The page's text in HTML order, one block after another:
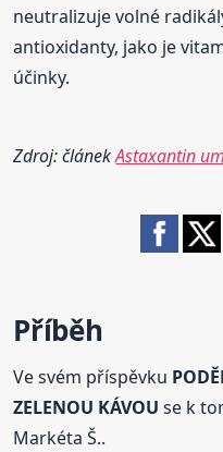
neutralizuje volné
antioxidanty, jako je
účinky.
Zdroj: článekAstaxantin
Příběh
Ve svém příspěvku
ZELENOU KÁVOU se k
Markéta Š..